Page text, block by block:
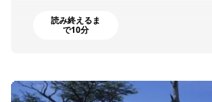
読み終えるま
で10分